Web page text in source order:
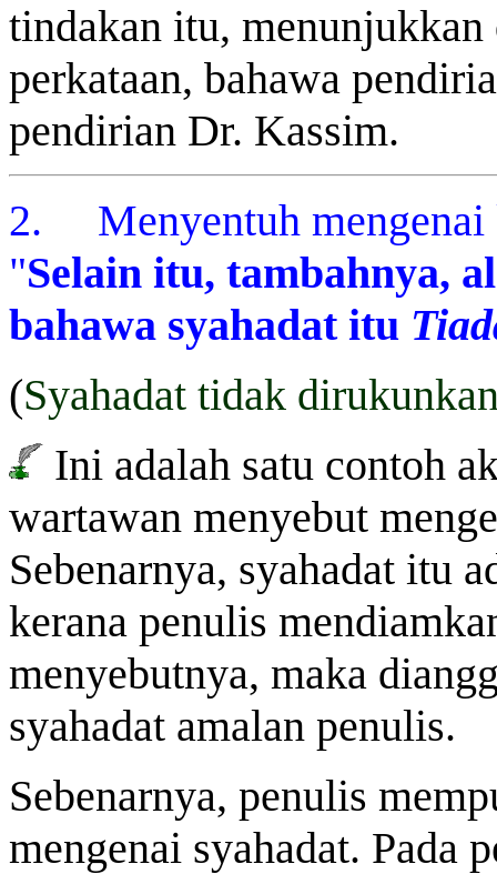
tindakan itu, menunjukkan
perkataan, bahawa
pendirian Dr. Kassim.
2. Menyentuh mengenai
"Selain itu, tambahnya,
bahawa syahadat itu
(Syahadat tidak
Ini adalah satu contoh
wartawan menyebut
Sebenarnya, syahadat itu
kerana penulis
menyebutnya, maka
syahadat amalan penulis.
Sebenarnya, penulis
mengenai syahadat. Pada